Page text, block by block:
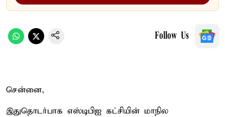
Follow Us
சென்னை,
இதுதொடர்பாக எஸ்டிபிஐ கட்சியின் மாநில